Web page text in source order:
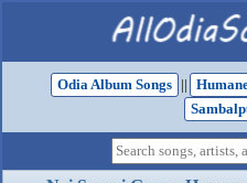
Odia Album Songs ||